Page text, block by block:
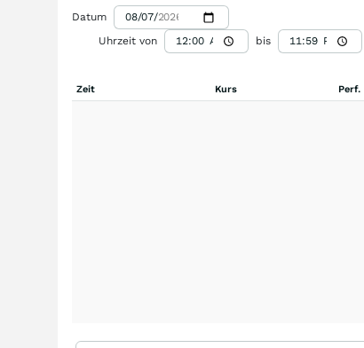
Datum
Uhrzeit von
bis
Zeit Kurs Perf.